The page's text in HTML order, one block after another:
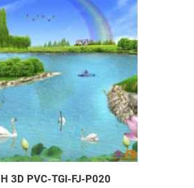
3D PVC-TGI-FJ-P020